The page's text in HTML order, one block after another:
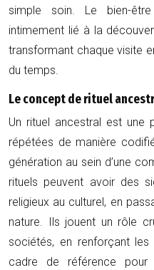
simple soin. Le bien-
intimement lié à la
transformant chaque visite
du temps.
Le concept de rituel
Un rituel ancestral est une
répétées de manière
génération au sein d’une
rituels peuvent avoir des
religieux au culturel, en
nature. Ils jouent un rôle
sociétés, en renforçant
cadre de référence